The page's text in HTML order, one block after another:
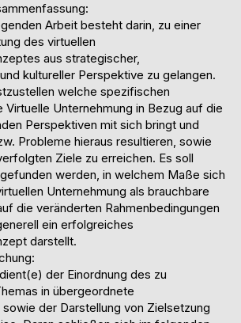
Arbeit besteht darin, zu einer
des virtuellen
aus strategischer,
kultureller Perspektive zu gelangen.
welche spezifischen
Virtuelle Unternehmung in Bezug auf die
Perspektiven mit sich bringt und
Probleme hieraus resultieren, sowie
Ziele zu erreichen. Es soll
werden, in welchem Maße sich
Unternehmung als brauchbare
die veränderten Rahmenbedingungen
ein erfolgreiches
darstellt.
der Einordnung des zu
in übergeordnete
der Darstellung von Zielsetzung